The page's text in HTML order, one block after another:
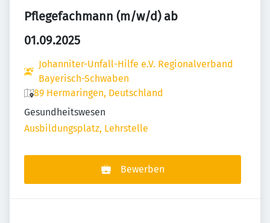
Pflegefachmann (m/w/d) ab
01.09.2025
Johanniter-Unfall-Hilfe e.V. Regionalverband
Bayerisch-Schwaben
89 Hermaringen, Deutschland
Gesundheitswesen
Ausbildungsplatz, Lehrstelle
Bewerben